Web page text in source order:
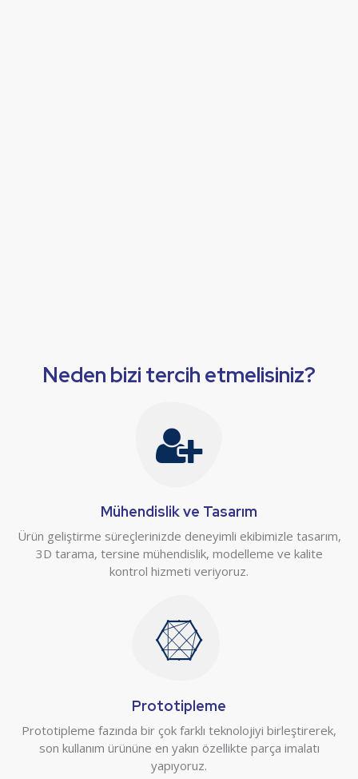
Neden bizi tercih etmelisiniz?
Mühendislik ve Tasarım
Ürün geliştirme süreçlerinizde deneyimli ekibimizle tasarım,
3D tarama, tersine mühendislik, modelleme ve kalite
kontrol hizmeti veriyoruz.
Prototipleme
Prototipleme fazında bir çok farklı teknolojiyi birleştirerek,
son kullanım ürününe en yakın özellikte parça imalatı
yapıyoruz.